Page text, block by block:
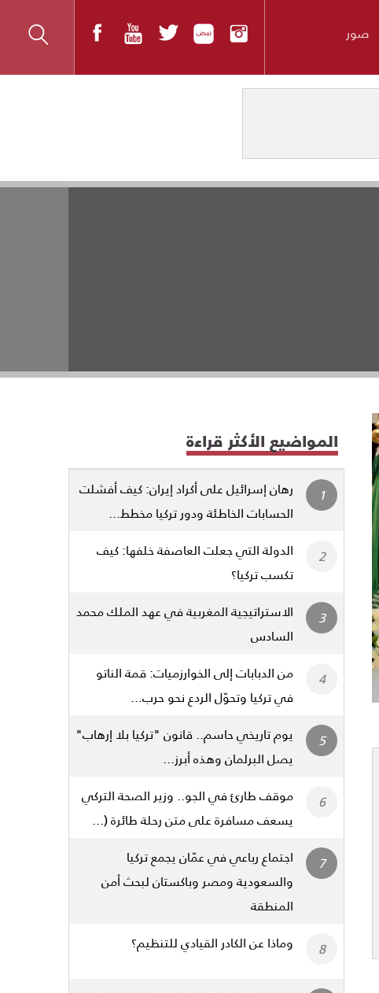
صور
المواضيع الأكثر قراءة
رهان إسرائيل على أكراد إيران: كيف أفشلت
الحسابات الخاطئة ودور تركيا مخطط...
الدولة التي جعلت العاصفة خلفها: كيف
تكسب تركيا؟
الاستراتيجية المغربية في عهد الملك محمد
السادس
من الدبابات إلى الخوارزميات: قمة الناتو
في تركيا وتحوّل الردع نحو حرب...
يوم تاريخي حاسم.. قانون "تركيا بلا إرهاب"
يصل البرلمان وهذه أبرز...
موقف طارئ في الجو.. وزير الصحة التركي
يسعف مسافرة على متن رحلة طائرة (...
اجتماع رباعي في عمّان يجمع تركيا
والسعودية ومصر وباكستان لبحث أمن
المنطقة
وماذا عن الكادر القيادي للتنظيم؟